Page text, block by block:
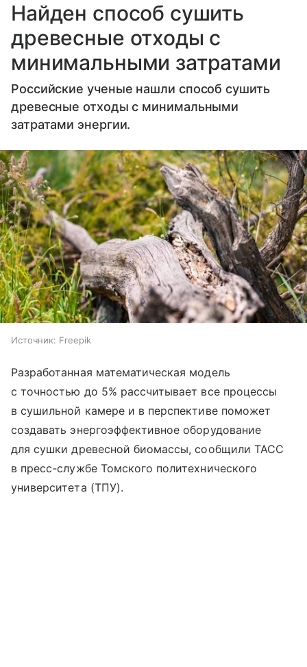
Найден способ сушить
древесные отходы с
минимальными затратами
Российские ученые нашли способ сушить
древесные отходы с минимальными
затратами энергии.
Источник: Freepik
Разработанная математическая модель
с точностью до 5% рассчитывает все процессы
в сушильной камере и в перспективе поможет
создавать энергоэффективное оборудование
для сушки древесной биомассы, сообщили ТАСС
в пресс-службе Томского политехнического
университета (ТПУ).